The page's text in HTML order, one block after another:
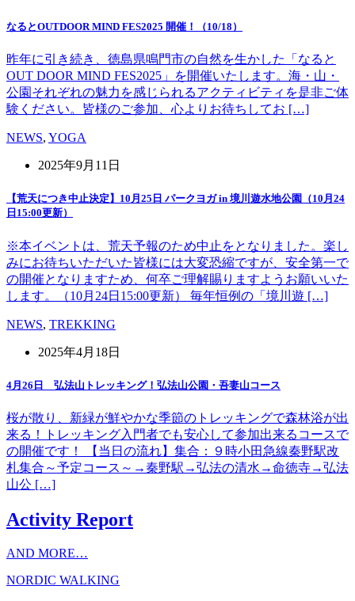
なるとOUTDOOR MIND FES2025 開催！（10/18）
昨年に引き続き、徳島県鳴門市の自然を生かした「なると
OUT DOOR MIND FES2025」を開催いたします。海・山・
公園それぞれの魅力を感じられるアクティビティを是非ご体
験ください。皆様のご参加、心よりお待ちしてお […]
NEWS, YOGA
2025年9月11日
【荒天につき中止決定】10月25日 パークヨガ in 境川遊水地公園（10月24
日15:00更新）
※本イベントは、荒天予報のため中止をとなりました。楽し
みにお待ちいただいた皆様には大変恐縮ですが、安全第一で
の開催となりますため、何卒ご理解賜りますようお願いいた
します。（10月24日15:00更新） 毎年恒例の「境川遊 […]
NEWS, TREKKING
2025年4月18日
4月26日 弘法山トレッキング！弘法山公園・吾妻山コース
桜が散り、新緑が鮮やかな季節のトレッキングで森林浴が出
来る！トレッキング入門者でも安心して参加出来るコースで
の開催です！ 【当日の流れ】集合：９時小田急線秦野駅改
札集合～予定コース～→秦野駅→弘法の清水→命徳寺→弘法
山公 […]
Activity Report
AND MORE…
NORDIC WALKING